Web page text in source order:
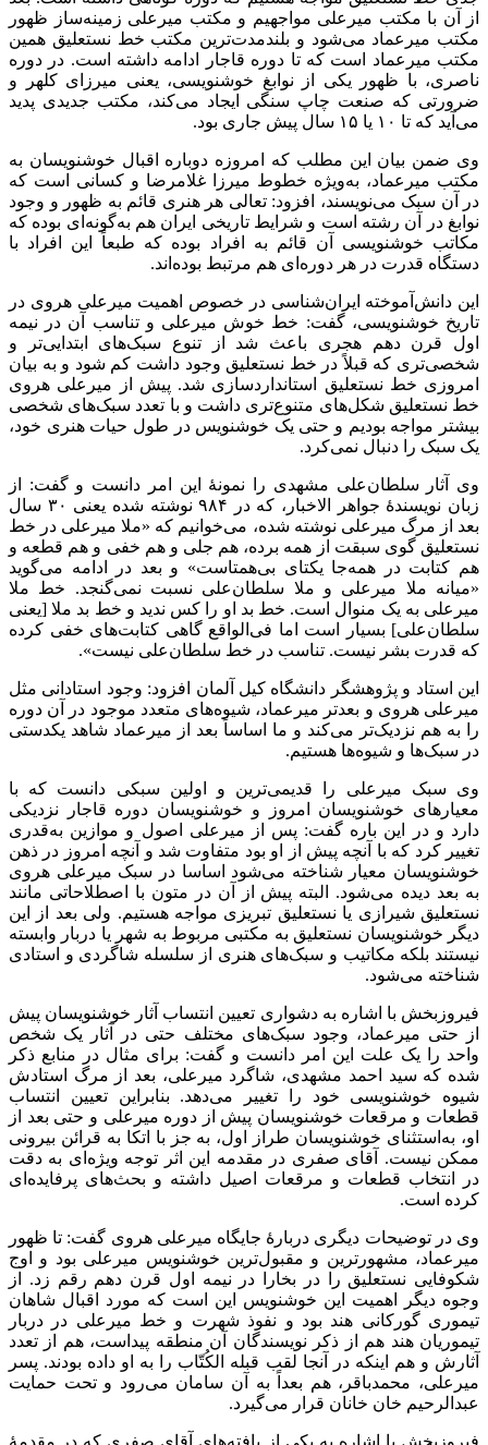
از آن با مکتب میرعلی مواجهیم و مکتب میرعلی زمینه‌ساز ظهور
مکتب میرعماد می‌شود و بلندمدت‌ترین مکتب خط نستعلیق همین
مکتب میرعماد است که تا دوره قاجار ادامه داشته است. در دوره
ناصری، با ظهور یکی از نوابغ خوشنویسی، یعنی میرزای کلهر و
ضرورتی که صنعت چاپ سنگی ایجاد می‌کند، مکتب جدیدی پدید
می‌آید که تا ۱۰ یا ۱۵ سال پیش جاری بود.
وی ضمن بیان این مطلب که امروزه دوباره اقبال خوشنویسان به
مکتب میرعماد، به‌ویژه خطوط میرزا غلامرضا و کسانی است که
در آن سبک می‌نویسند، افزود: تعالی هر هنری قائم به ظهور و وجود
نوابغ در آن رشته است و شرایط تاریخی ایران هم به‌گونه‌ای بوده که
مکاتب خوشنویسی آن قائم به افراد بوده که طبعاً این افراد با
دستگاه قدرت در هر دوره‌ای هم مرتبط بوده‌اند.
این دانش‌آموخته ایران‌شناسی در خصوص اهمیت میرعلی هروی در
تاریخ خوشنویسی، گفت: خط خوش میرعلی و تناسب آن در نیمه
اول قرن دهم هجری باعث شد از تنوع سبک‌های ابتدایی‌تر و
شخصی‌تری که قبلاً در خط نستعلیق وجود داشت کم شود و به بیان
امروزی خط نستعلیق استانداردسازی شد. پیش از میرعلی هروی
خط نستعلیق شکل‌های متنوع‌تری داشت و با تعدد سبک‌های شخصی
بیشتر مواجه بودیم و حتی یک خوشنویس در طول حیات هنری خود،
یک سبک را دنبال نمی‌کرد.
وی آثار سلطان‌علی مشهدی را نمونۀ این امر دانست و گفت: از
زبان نویسندۀ جواهر الاخبار، که در ۹۸۴ نوشته شده یعنی ۳۰ سال
بعد از مرگ میرعلی نوشته شده، می‌خوانیم که «ملا میرعلی در خط
نستعلیق گوی سبقت از همه برده، هم جلی و هم خفی و هم قطعه و
هم کتابت در همه‌جا یکتای بی‌همتاست» و بعد در ادامه می‌گوید
«میانه ملا میرعلی و ملا سلطان‌علی نسبت نمی‌گنجد. خط ملا
میرعلی به یک منوال است. خط بد او را کس ندید و خط بد ملا [یعنی
سلطان‌علی] بسیار است اما فی‌الواقع گاهی کتابت‌های خفی کرده
که قدرت بشر نیست. تناسب در خط سلطان‌علی نیست».
این استاد و پژوهشگر دانشگاه کیل آلمان افزود: وجود استادانی مثل
میرعلی هروی و بعدتر میرعماد، شیوه‌های متعدد موجود در آن دوره
را به هم نزدیک‌تر می‌کند و ما اساساً بعد از میرعماد شاهد یکدستی
در سبک‌ها و شیوه‌ها هستیم.
وی سبک میرعلی را قدیمی‌ترین و اولین سبکی دانست که با
معیارهای خوشنویسان امروز و خوشنویسان دوره قاجار نزدیکی
دارد و در این باره گفت: پس از میرعلی اصول و موازین به‌قدری
تغییر کرد که با آنچه پیش از او بود متفاوت شد و آنچه امروز در ذهن
خوشنویسان معیار شناخته می‌شود اساسا در سبک میرعلی هروی
به بعد دیده می‌شود. البته پیش از آن در متون با اصطلاحاتی مانند
نستعلیق شیرازی یا نستعلیق تبریزی مواجه هستیم. ولی بعد از این
دیگر خوشنویسان نستعلیق به مکتبی مربوط به شهر یا دربار وابسته
نیستند بلکه مکاتیب و سبک‌های هنری از سلسله شاگردی و استادی
شناخته می‌شود.
فیروزبخش با اشاره به دشواری تعیین انتساب آثار خوشنویسان پیش
از حتی میرعماد، وجود سبک‌های مختلف حتی در آثار یک شخص
واحد را یک علت این امر دانست و گفت: برای مثال در منابع ذکر
شده که سید احمد مشهدی، شاگرد میرعلی، بعد از مرگ استادش
شیوه خوشنویسی خود را تغییر می‌دهد. بنابراین تعیین انتساب
قطعات و مرقعات خوشنویسان پیش از دوره میرعلی و حتی بعد از
او، به‌استثنای خوشنویسان طراز اول، به جز با اتکا به قرائن بیرونی
ممکن نیست. آقای صفری در مقدمه این اثر توجه ویژه‌ای به دقت
در انتخاب قطعات و مرقعات اصیل داشته و بحث‌های پرفایده‌ای
کرده است.
وی در توضیحات دیگری دربارۀ جایگاه میرعلی هروی گفت: تا ظهور
میرعماد، مشهورترین و مقبول‌ترین خوشنویس میرعلی بود و اوج
شکوفایی نستعلیق را در بخارا در نیمه اول قرن دهم رقم زد. از
وجوه دیگر اهمیت این خوشنویس این است که مورد اقبال شاهان
تیموری گورکانی هند بود و نفوذ شهرت و خط میرعلی در دربار
تیموریان هند هم از ذکر نویسندگان آن منطقه پیداست، هم از تعدد
آثارش و هم اینکه در آنجا لقب قبله ‌الکُتّاب را به او داده بودند. پسر
میرعلی، محمدباقر، هم بعداً به آن سامان می‌رود و تحت حمایت
عبدالرحیم خان خانان قرار می‌گیرد.
فیروزبخش با اشاره به یکی از یافته‌های آقای صفری که در مقدمۀ